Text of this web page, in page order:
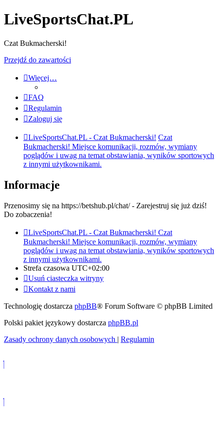
LiveSportsChat.PL
Czat Bukmacherski!
Przejdź do zawartości
Więcej…
FAQ
Regulamin
Zaloguj się
LiveSportsChat.PL - Czat Bukmacherski! Czat
Bukmacherski! Miejsce komunikacji, rozmów, wymiany
poglądów i uwag na temat obstawiania, wyników sportowych
z innymi użytkownikami.
Informacje
Przenosimy się na https://betshub.pl/chat/ - Zarejestruj się już dziś!
Do zobaczenia!
LiveSportsChat.PL - Czat Bukmacherski! Czat
Bukmacherski! Miejsce komunikacji, rozmów, wymiany
poglądów i uwag na temat obstawiania, wyników sportowych
z innymi użytkownikami.
Strefa czasowa UTC+02:00
Usuń ciasteczka witryny
Kontakt z nami
Technologię dostarcza phpBB® Forum Software © phpBB Limited
Polski pakiet językowy dostarcza phpBB.pl
Zasady ochrony danych osobowych | Regulamin